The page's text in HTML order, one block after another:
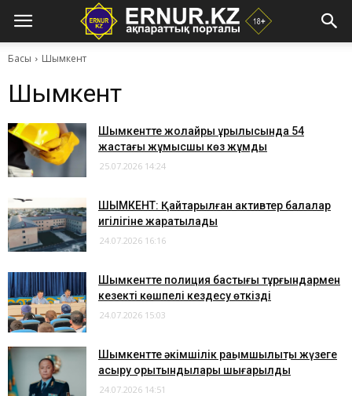
Басы Шымкент
Шымкент
Шымкентте жолайрық құрылысында 54
жастағы жұмысшы көз жұмды
25.07.2026 14:24
ШЫМКЕНТ: ​Қайтарылған активтер балалар
игілігіне жаратылады
24.07.2026 16:16
​Шымкентте полиция бастығы тұрғындармен
кезекті көшпелі кездесу өткізді
24.07.2026 15:03
​Шымкентте әкімшілік рақымшылықты жүзеге
асыру қорытындылары шығарылды
24.07.2026 14:51